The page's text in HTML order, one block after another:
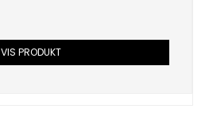
VIS PRODUKT